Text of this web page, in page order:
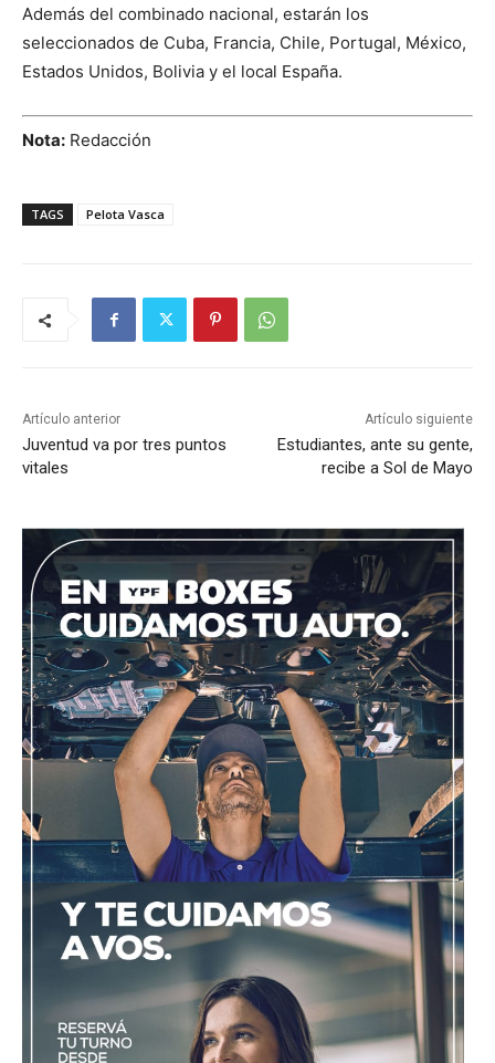
Además del combinado nacional, estarán los
seleccionados de Cuba, Francia, Chile, Portugal, México,
Estados Unidos, Bolivia y el local España.
Nota: Redacción
TAGS Pelota Vasca
Artículo anterior
Juventud va por tres puntos
vitales
Artículo siguiente
Estudiantes, ante su gente,
recibe a Sol de Mayo